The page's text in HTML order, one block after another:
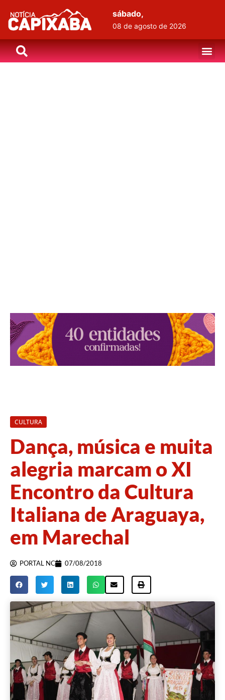
sábado,
08 de agosto de 2026
CULTURA
Dança, música e muita
alegria marcam o XI
Encontro da Cultura
Italiana de Araguaya,
em Marechal
PORTAL NC 07/08/2018